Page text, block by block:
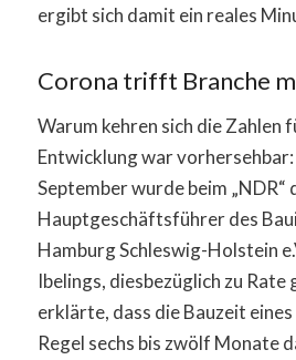
ergibt sich damit ein reales
Corona trifft Branche
Warum kehren sich die Zahlen
Entwicklung war
September wurde beim „NDR“
Hauptgeschäftsführer des
Hamburg Schleswig-Holstein
Ibelings, diesbezüglich zu Rate
erklärte, dass die Bauzeit
Regel sechs bis zwölf Monate